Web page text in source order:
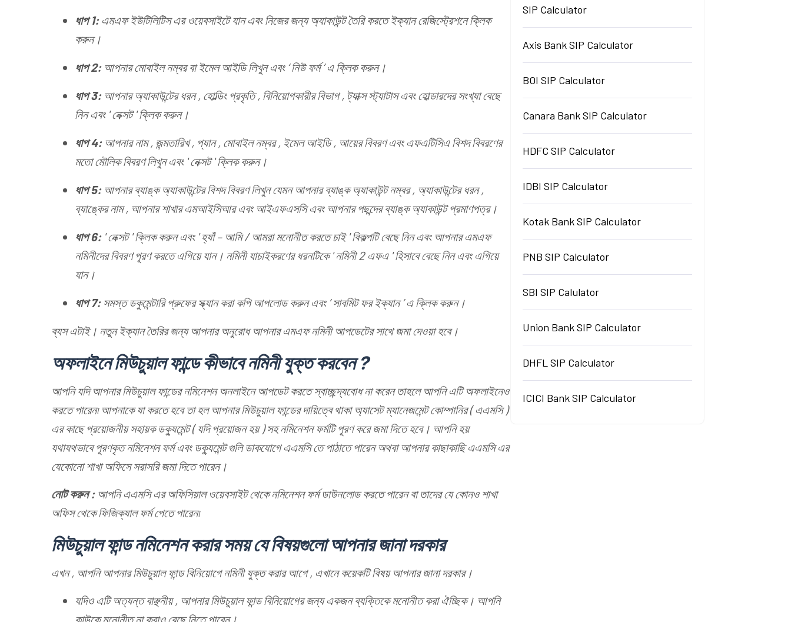
ধাপ 1: এমএফ ইউটিলিটিস এর ওয়েবসাইটে যান এবং নিজের জন্য অ্যাকাউন্ট তৈরি করতে ইক্যান রেজিস্ট্রেশনে ক্লিক
করুন।
ধাপ 2: আপনার মোবাইল নম্বর বা ইমেল আইডি লিখুন এবং ‘ নিউ ফর্ম ’ এ ক্লিক করুন।
ধাপ 3: আপনার অ্যাকাউন্টের ধরন , হোল্ডিং প্রকৃতি , বিনিয়োগকারীর বিভাগ , ট্যাক্স স্ট্যাটাস এবং হোল্ডারদের সংখ্যা বেছে
নিন এবং ' নেক্সট ' ক্লিক করুন।
ধাপ 4: আপনার নাম , জন্মতারিখ , প্যান , মোবাইল নম্বর , ইমেল আইডি , আয়ের বিবরণ এবং এফএটিসিএ বিশদ বিবরণের
মতো মৌলিক বিবরণ লিখুন এবং ' নেক্সট ' ক্লিক করুন।
ধাপ 5: আপনার ব্যাঙ্ক অ্যাকাউন্টের বিশদ বিবরণ লিখুন যেমন আপনার ব্যাঙ্ক অ্যাকাউন্ট নম্বর , অ্যাকাউন্টের ধরন ,
ব্যাঙ্কের নাম , আপনার শাখার এমআইসিআর এবং আইএফএসসি এবং আপনার পছন্দের ব্যাঙ্ক অ্যাকাউন্ট প্রমাণপত্র।
ধাপ 6: ' নেক্সট ' ক্লিক করুন এবং ' হ্যাঁ – আমি / আমরা মনোনীত করতে চাই ' বিকল্পটি বেছে নিন এবং আপনার এমএফ
নমিনীদের বিবরণ পূরণ করতে এগিয়ে যান। নমিনী যাচাইকরণের ধরনটিকে ' নমিনী 2 এফএ ' হিসাবে বেছে নিন এবং এগিয়ে
যান।
ধাপ 7: সমস্ত ডকুমেন্টারি প্রুফের স্ক্যান করা কপি আপলোড করুন এবং ‘ সাবমিট ফর ইক্যান ’ এ ক্লিক করুন।
ব্যস এটাই। নতুন ইক্যান তৈরির জন্য আপনার অনুরোধ আপনার এমএফ নমিনী আপডেটের সাথে জমা দেওয়া হবে।
অফলাইনে মিউচুয়াল ফান্ডে কীভাবে নমিনী যুক্ত করবেন ?
আপনি যদি আপনার মিউচুয়াল ফান্ডের নমিনেশন অনলাইনে আপডেট করতে স্বাচ্ছন্দ্যবোধ না করেন তাহলে আপনি এটি অফলাইনেও
করতে পারেন৷ আপনাকে যা করতে হবে তা হল আপনার মিউচুয়াল ফান্ডের দায়িত্বে থাকা অ্যাসেট ম্যানেজমেন্ট কোম্পানির ( এএমসি )
এর কাছে প্রয়োজনীয় সহায়ক ডক্যুমেন্ট ( যদি প্রয়োজন হয় ) সহ নমিনেশন ফর্মটি পূরণ করে জমা দিতে হবে। আপনি হয়
যথাযথভাবে পূরণকৃত নমিনেশন ফর্ম এবং ডক্যুমেন্ট গুলি ডাকযোগে এএমসি তে পাঠাতে পারেন অথবা আপনার কাছাকাছি এএমসি এর
যেকোনো শাখা অফিসে সরাসরি জমা দিতে পারেন।
নোট করুন : আপনি এএমসি এর অফিসিয়াল ওয়েবসাইট থেকে নমিনেশন ফর্ম ডাউনলোড করতে পারেন বা তাদের যে কোনও শাখা
অফিস থেকে ফিজিক্যাল ফর্ম পেতে পারেন৷
মিউচুয়াল ফান্ড নমিনেশন করার সময় যে বিষয়গুলো আপনার জানা দরকার
এখন , আপনি আপনার মিউচুয়াল ফান্ড বিনিয়োগে নমিনী যুক্ত করার আগে , এখানে কয়েকটি বিষয় আপনার জানা দরকার।
যদিও এটি অত্যন্ত বাঞ্ছনীয় , আপনার মিউচুয়াল ফান্ড বিনিয়োগের জন্য একজন ব্যক্তিকে মনোনীত করা ঐচ্ছিক। আপনি
কাউকে মনোনীত না করাও বেছে নিতে পারেন।
SIP Calculator
Axis Bank SIP Calculator
BOI SIP Calculator
Canara Bank SIP Calculator
HDFC SIP Calculator
IDBI SIP Calculator
Kotak Bank SIP Calculator
PNB SIP Calculator
SBI SIP Calulator
Union Bank SIP Calculator
DHFL SIP Calculator
ICICI Bank SIP Calculator